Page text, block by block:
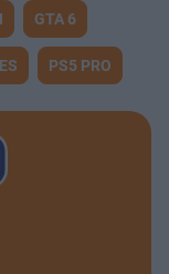
GTA 6
PS5 PRO